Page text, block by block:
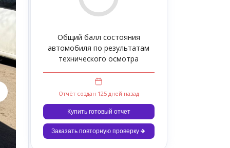
Общий балл состояния
автомобиля по результатам
технического осмотра
Отчёт создан 125 дней назад
Купить готовый отчет
Заказать повторную проверку